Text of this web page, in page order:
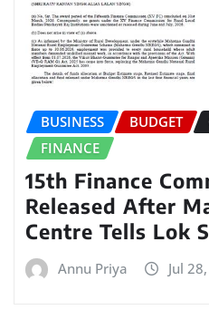
BUSINESS BUDGET
FINANCE
15th Finance
Released After
Centre Tells Lok
Annu Priya Jul